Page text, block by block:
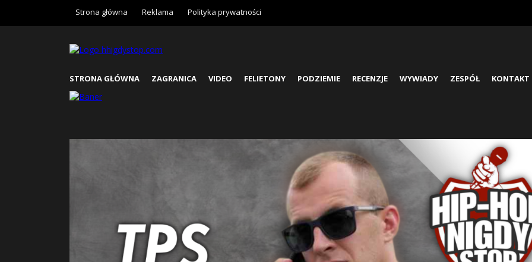
Strona główna Reklama Polityka prywatności
STRONA GŁÓWNA ZAGRANICA VIDEO FELIETONY PODZIEMIE RECENZJE WYWIADY ZESPÓŁ KONTAKT